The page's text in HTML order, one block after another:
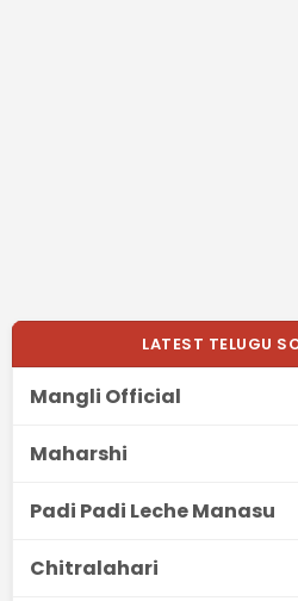
LATEST TELUGU
Mangli Official
Maharshi
Padi Padi Leche Manasu
Chitralahari